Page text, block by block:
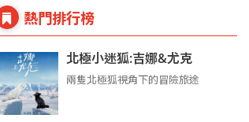
熱門排行榜
北極小迷狐:吉娜&尤克
兩隻北極狐視角下的冒險旅途